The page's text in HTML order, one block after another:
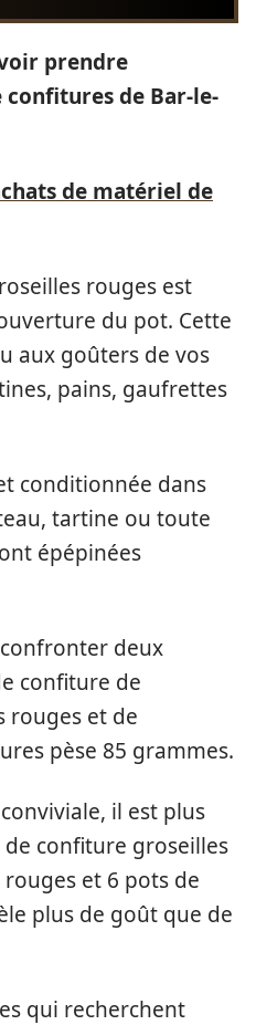
prendre
confitures de Bar-le-
de matériel de
rouges est
du pot. Cette
aux goûters de vos
pains, gaufrettes
conditionnée dans
tartine ou toute
épépinées
deux
confiture de
rouges et de
pèse 85 grammes.
il est plus
confiture groseilles
et 6 pots de
plus de goût que de
qui recherchent